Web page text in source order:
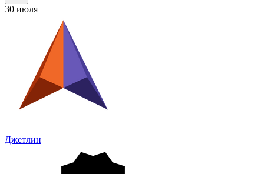
30 июля
Джетлин